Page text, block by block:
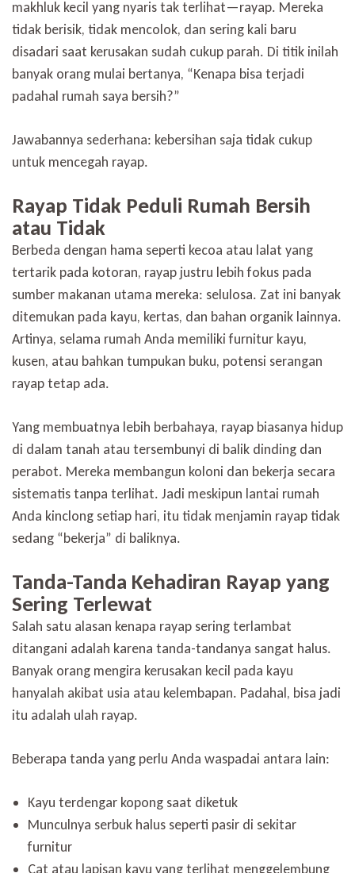
Fakta
Tentang
yang
Jarang
Diketahui
makhluk kecil yang nyaris tak terlihat—rayap. Mereka
tidak berisik, tidak mencolok, dan sering kali baru
disadari saat kerusakan sudah cukup parah. Di titik inilah
banyak orang mulai bertanya, “Kenapa bisa terjadi
padahal rumah saya bersih?”
Jawabannya sederhana: kebersihan saja tidak cukup
untuk mencegah rayap.
Rayap Tidak Peduli Rumah Bersih
atau Tidak
Berbeda dengan hama seperti kecoa atau lalat yang
tertarik pada kotoran, rayap justru lebih fokus pada
sumber makanan utama mereka: selulosa. Zat ini banyak
ditemukan pada kayu, kertas, dan bahan organik lainnya.
Artinya, selama rumah Anda memiliki furnitur kayu,
kusen, atau bahkan tumpukan buku, potensi serangan
rayap tetap ada.
Yang membuatnya lebih berbahaya, rayap biasanya hidup
di dalam tanah atau tersembunyi di balik dinding dan
perabot. Mereka membangun koloni dan bekerja secara
sistematis tanpa terlihat. Jadi meskipun lantai rumah
Anda kinclong setiap hari, itu tidak menjamin rayap tidak
sedang “bekerja” di baliknya.
Tanda-Tanda Kehadiran Rayap yang
Sering Terlewat
Salah satu alasan kenapa rayap sering terlambat
ditangani adalah karena tanda-tandanya sangat halus.
Banyak orang mengira kerusakan kecil pada kayu
hanyalah akibat usia atau kelembapan. Padahal, bisa jadi
itu adalah ulah rayap.
Beberapa tanda yang perlu Anda waspadai antara lain:
Kayu terdengar kopong saat diketuk
Munculnya serbuk halus seperti pasir di sekitar
furnitur
Cat atau lapisan kayu yang terlihat menggelembung